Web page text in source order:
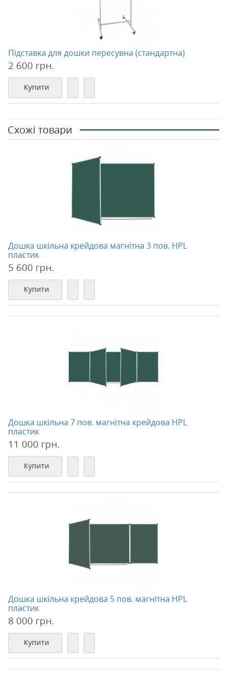
Підставка для дошки пересувна (стандартна)
2 600 грн.
Купити
Схожі товари
Дошка шкільна крейдова магнітна 3 пов. HPL
пластик
5 600 грн.
Купити
Дошка шкільна 7 пов. магнітна крейдова HPL
пластик
11 000 грн.
Купити
Дошка шкільна крейдова 5 пов. магнітна HPL
пластик
8 000 грн.
Купити